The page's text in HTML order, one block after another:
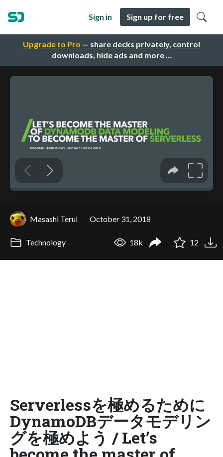
Upgrade to Pro — share decks privately, control
downloads, hide ads and more …
Sign in Sign up for free
Masashi Terui October 31, 2018
Technology 18k 12
Serverlessを極めるために
DynamoDBデータモデリン
グを極めよう / Let’s